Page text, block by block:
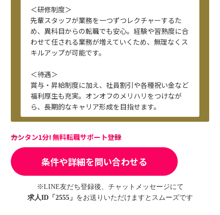
＜研修制度＞
先輩スタッフが業務を一つずつレクチャーするた
め、異科目からの転職でも安心。経験や習熟度に合
わせて任される業務が増えていくため、無理なくス
キルアップが可能です。
＜待遇＞
賞与・昇給制度に加え、社員割引や各種祝い金など
福利厚生も充実。オンオフのメリハリをつけなが
ら、長期的なキャリア形成を目指せます。
カンタン1分! 無料転職サポート登録
条件や詳細を問い合わせる
※LINE友だち登録後、チャットメッセージにて
求人ID「2555」 をお送りいただけますとスムーズです